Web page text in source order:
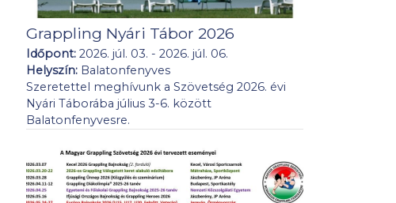
Grappling Nyári Tábor 2026
Időpont: 2026. júl. 03. - 2026. júl. 06.
Helyszín: Balatonfenyves
Szeretettel meghívunk a Szövetség 2026. évi
Nyári Táborába július 3-6. között
Balatonfenyvesre.